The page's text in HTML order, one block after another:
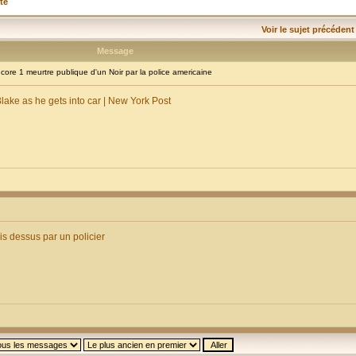
Voir le sujet précédent
Message
1 meurtre publique d'un Noir par la police americaine
as he gets into car | New York Post
dessus par un policier